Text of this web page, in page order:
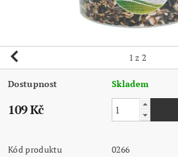
1 z 2
Dostupnost Skladem
109 Kč
Kód produktu 0266